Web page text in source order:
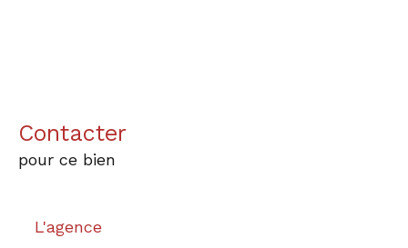
Contacter
pour ce bien
L'agence